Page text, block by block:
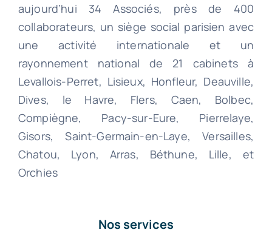
aujourd’hui 34 Associés, près de 400
collaborateurs, un siège social parisien avec
une activité internationale et un
rayonnement national de 21 cabinets à
Levallois-Perret, Lisieux, Honfleur, Deauville,
Dives, le Havre, Flers, Caen, Bolbec,
Compiègne, Pacy-sur-Eure, Pierrelaye,
Gisors, Saint-Germain-en-Laye, Versailles,
Chatou, Lyon, Arras, Béthune, Lille, et
Orchies
Nos services